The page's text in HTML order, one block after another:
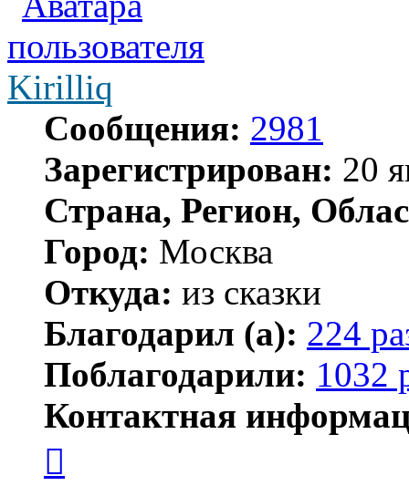
Kirilliq
Сообщения: 2981
Зарегистрирован: 20
Страна, Регион,
Город: Москва
Откуда: из сказки
Благодарил (а): 224
Поблагодарили: 1032
Контактная
пользователя